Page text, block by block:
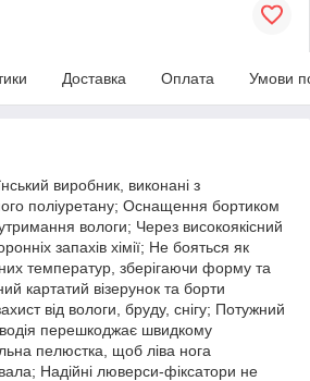
Доставка Оплата Умови
виробник, виконані з
поліуретану; Оснащення бортиком
вологи; Через високоякісний
запахів хімії; Не бояться як
температур, зберігаючи форму та
картатий візерунок та борти
від вологи, бруду, снігу; Потужний
водія перешкоджає швидкому
пелюстка, щоб ліва нога
Надійні люверси-фіксатори не